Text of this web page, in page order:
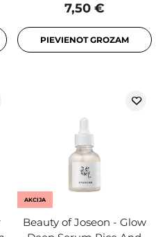
7,50 €
PIEVIENOT GROZAM
AKCIJA
Beauty of Joseon - Glow